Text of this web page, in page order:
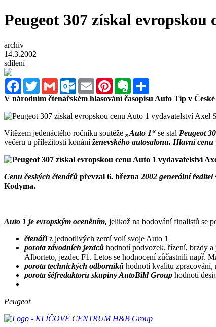
Peugeot 307 získal
archiv
14.3.2002
sdílení
FacebookTwitterGmail Outlook.com
Email PinterestEvernote
V národním čtenářském hlasování časopisu Auto Tip v
Vítězem jedenáctého ročníku soutěže „Auto 1“ se stal Peugeot
večeru u příležitosti konáníženevského autosalonu. Hlavní
Cenu českých čtenářů převzal 6. března 2002 generální
Kodyma.
Auto 1 je evropským oceněním, jelikož na bodování finalistů se
čtenářiz jednotlivých zemí volí svoje Auto 1
porota závodních jezdců hodnotí podvozek, řízení, brzdy
Alborteto, jezdec F1. Letos se hodnocení zůčastnili např.
porota technických odborníků hodnotí kvalitu zpracování,
porota šéfredaktorů skupiny AutoBild Group hodnotí
Peugeot